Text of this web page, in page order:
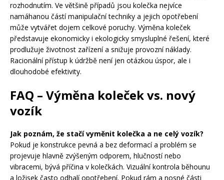
rozhodnutím. Ve většině případů jsou kolečka nejvíce
namáhanou částí manipulační techniky a jejich opotřebení
může vytvářet dojem celkové poruchy. Výměna koleček
představuje ekonomicky i ekologicky smysluplné řešení, které
prodlužuje životnost zařízení a snižuje provozní náklady.
Racionální přístup k údržbě není jen otázkou úspor, ale i
dlouhodobé efektivity.
FAQ – Výměna koleček vs. nový
vozík
Jak poznám, že stačí vyměnit kolečka a ne celý vozík?
Pokud je konstrukce pevná a bez deformací a problém se
projevuje hlavně zvýšeným odporem, hlučností nebo
vibracemi, bývá příčina v kolečkách. Vizuální kontrola běhounu
a ložisek často odhalí opotřebení. Pokud rám a nosné části